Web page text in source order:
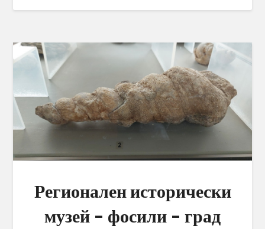
Регионален исторически
музей – фосили – град